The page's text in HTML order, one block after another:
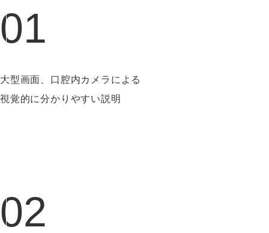
01
大型画面、口腔内カメラによる
視覚的に分かりやすい説明
02